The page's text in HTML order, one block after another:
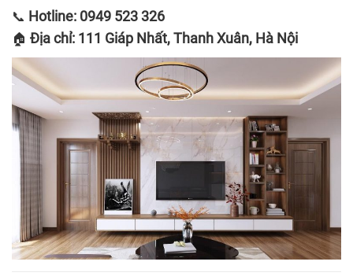
📞 Hotline: 0949 523 326
🏠 Địa chỉ: 111 Giáp Nhất, Thanh Xuân, Hà Nội